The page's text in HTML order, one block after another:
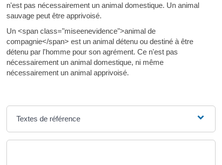
n'est pas nécessairement un animal domestique. Un animal
sauvage peut être apprivoisé.
Un <span class="miseenevidence">animal de
compagnie</span> est un animal détenu ou destiné à être
détenu par l'homme pour son agrément. Ce n'est pas
nécessairement un animal domestique, ni même
nécessairement un animal apprivoisé.
Textes de référence